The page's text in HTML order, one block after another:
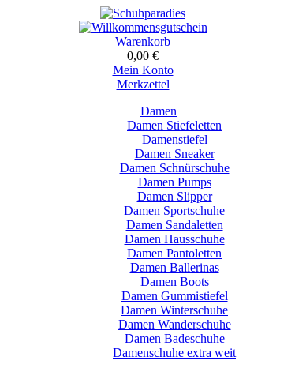
Warenkorb
0,00 €
Mein Konto
Merkzettel
Damen
Damen Stiefeletten
Damenstiefel
Damen Sneaker
Damen Schnürschuhe
Damen Pumps
Damen Slipper
Damen Sportschuhe
Damen Sandaletten
Damen Hausschuhe
Damen Pantoletten
Damen Ballerinas
Damen Boots
Damen Gummistiefel
Damen Winterschuhe
Damen Wanderschuhe
Damen Badeschuhe
Damenschuhe extra weit